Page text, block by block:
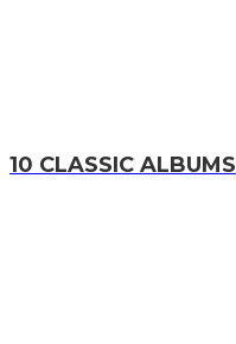
10 CLASSIC ALBUMS